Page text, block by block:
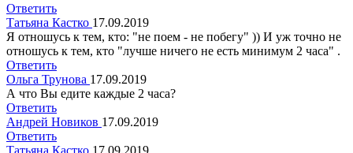
Ответить
Татьяна Кастко 17.09.2019
Я отношусь к тем, кто: "не поем - не побегу" )) И уж точно не
отношусь к тем, кто "лучше ничего не есть минимум 2 часа" .
Ответить
Ольга Трунова 17.09.2019
А что Вы едите каждые 2 часа?
Ответить
Андрей Новиков 17.09.2019
Ответить
Татьяна Кастко 17.09.2019